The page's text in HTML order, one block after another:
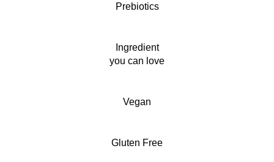
Prebiotics
Ingredient
you can love
Vegan
Gluten Free